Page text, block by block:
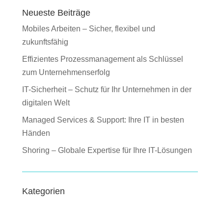
Neueste Beiträge
Mobiles Arbeiten – Sicher, flexibel und
zukunftsfähig
Effizientes Prozessmanagement als Schlüssel
zum Unternehmenserfolg
IT-Sicherheit – Schutz für Ihr Unternehmen in der
digitalen Welt
Managed Services & Support: Ihre IT in besten
Händen
Shoring – Globale Expertise für Ihre IT-Lösungen
Kategorien